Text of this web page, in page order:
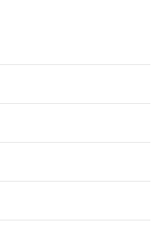
die Funiculaire
Seilbahn der Welt.